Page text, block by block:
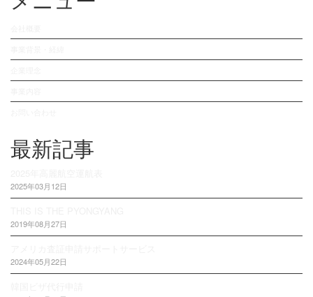
最新記事
2025年03月12日
2019年08月27日
2024年05月22日